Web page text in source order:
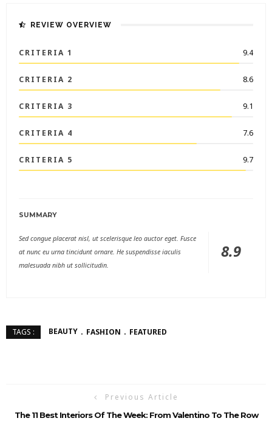
REVIEW OVERVIEW
CRITERIA 1 9.4
CRITERIA 2 8.6
CRITERIA 3 9.1
CRITERIA 4 7.6
CRITERIA 5 9.7
SUMMARY
8.9
Sed congue placerat nisl, ut scelerisque leo auctor eget. Fusce
at nunc eu urna tincidunt ornare. He suspendisse iaculis
malesuada nibh ut sollicitudin.
TAGS : BEAUTY FASHION FEATURED
Previous Article
The 11 Best Interiors Of The Week: From Valentino To The Row